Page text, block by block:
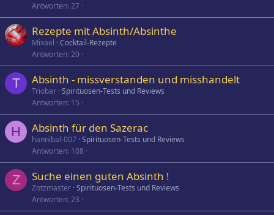
Antworten 27
Rezepte mit Absinth/Absinthe
Mixael Cocktail-Rezepte
Antworten 20
T Absinth - missverstanden und misshandelt
Triobar Spirituosen-Tests und Reviews
Antworten 15
H Absinth für den Sazerac
hannibal-007 Spirituosen-Tests und Reviews
Antworten 108
Z Suche einen guten Absinth !
Zotzmaster Spirituosen-Tests und Reviews
Antworten 23